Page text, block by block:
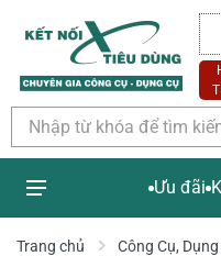
Ưu đãi
Trang chủ Công Cụ, Dụng